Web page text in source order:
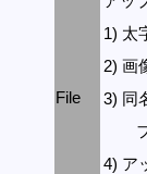
File
1) 太
2) 画
3) 同
フ
4) ア